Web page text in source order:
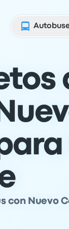
con Nuevo